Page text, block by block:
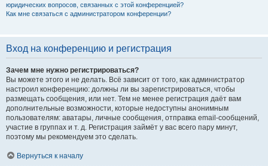
юридических вопросов, связанных с этой конференцией?
Как мне связаться с администратором конференции?
Вход на конференцию и регистрация
Зачем мне нужно регистрироваться?
Вы можете этого и не делать. Всё зависит от того, как администратор
настроил конференцию: должны ли вы зарегистрироваться, чтобы
размещать сообщения, или нет. Тем не менее регистрация даёт вам
дополнительные возможности, которые недоступны анонимным
пользователям: аватары, личные сообщения, отправка email-сообщений,
участие в группах и т. д. Регистрация займёт у вас всего пару минут,
поэтому мы рекомендуем это сделать.
Вернуться к началу